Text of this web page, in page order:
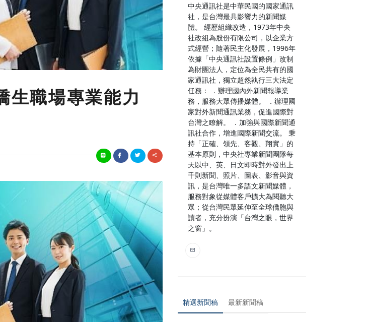
生職場專業能力
中央通訊社是中華民國的國家通訊
社，是台灣最具影響力的新聞媒
體。 經歷組織改造，1973年中央
社改組為股份有限公司，以企業方
式經營；隨著民主化發展，1996年
依據「中央通訊社設置條例」改制
為財團法人，定位為全民共有的國
家通訊社，獨立超然執行三大法定
任務： ．辦理國內外新聞報導業
務，服務大眾傳播媒體。 ．辦理國
家對外新聞通訊業務，促進國際對
台灣之瞭解。 ．加強與國際新聞通
訊社合作，增進國際新聞交流。 秉
持「正確、領先、客觀、翔實」的
基本原則，中央社專業新聞團隊每
天以中、英、日文即時對外發出上
千則新聞、照片、圖表、影音與資
訊，是台灣唯一多語文新聞媒體，
服務對象從媒體客戶擴大為閱聽大
眾；從台灣民眾延伸至全球僑胞與
讀者，充分扮演「台灣之眼，世界
之窗」。
精選新聞稿 最新新聞稿